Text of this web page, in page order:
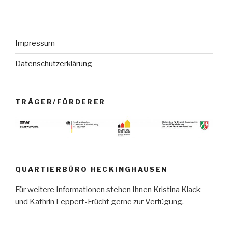
Impressum
Datenschutzerklärung
TRÄGER/FÖRDERER
QUARTIERBÜRO HECKINGHAUSEN
Für weitere Informationen stehen Ihnen Kristina Klack
und Kathrin Leppert-Frücht gerne zur Verfügung.